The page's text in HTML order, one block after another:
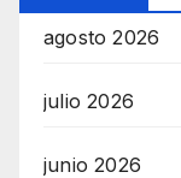
agosto 2026
julio 2026
junio 2026